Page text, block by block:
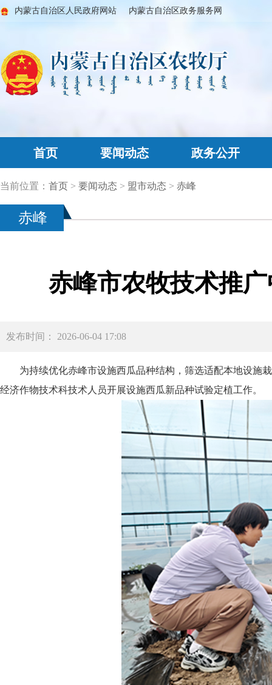
内蒙古自治区人民政府网站 内蒙古自治区政务服务网
首页 要闻动态 政务公开
当前位置： 首页 > 要闻动态 > 盟市动态 > 赤峰
赤峰
赤峰市农牧技术推
发布时间： 2026-06-04 17:08
为持续优化赤峰市设施西瓜品种结构，筛选适配本地设施
经济作物技术科技术人员开展设施西瓜新品种试验定植工作。